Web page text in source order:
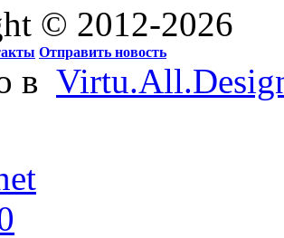
© 2012-2026
Отправить новость
в